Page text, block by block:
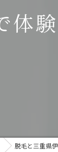
ア
脱毛と三重県